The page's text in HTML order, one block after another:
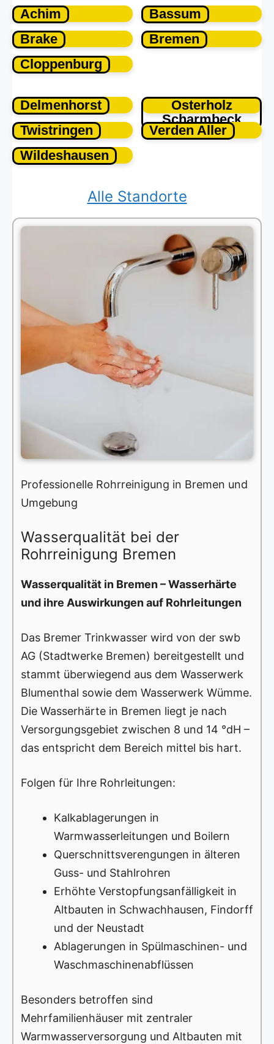
Achim
Bassum
Brake
Bremen
Cloppenburg
Delmenhorst
Osterholz
Scharmbeck
Twistringen
Verden Aller
Wildeshausen
Alle Standorte
Professionelle Rohrreinigung in Bremen und
Umgebung
Wasserqualität bei der
Rohrreinigung Bremen
Wasserqualität in Bremen – Wasserhärte
und ihre Auswirkungen auf Rohrleitungen
Das Bremer Trinkwasser wird von der swb
AG (Stadtwerke Bremen) bereitgestellt und
stammt überwiegend aus dem Wasserwerk
Blumenthal sowie dem Wasserwerk Wümme.
Die Wasserhärte in Bremen liegt je nach
Versorgungsgebiet zwischen 8 und 14 °dH –
das entspricht dem Bereich mittel bis hart.
Folgen für Ihre Rohrleitungen:
Kalkablagerungen in
Warmwasserleitungen und Boilern
Querschnittsverengungen in älteren
Guss- und Stahlrohren
Erhöhte Verstopfungsanfälligkeit in
Altbauten in Schwachhausen, Findorff
und der Neustadt
Ablagerungen in Spülmaschinen- und
Waschmaschinenabflüssen
Besonders betroffen sind
Mehrfamilienhäuser mit zentraler
Warmwasserversorgung und Altbauten mit